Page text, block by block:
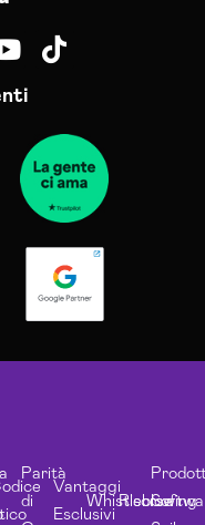
Parità
di
Vantaggi
Esclusivi
Whistleblowing
Risorse